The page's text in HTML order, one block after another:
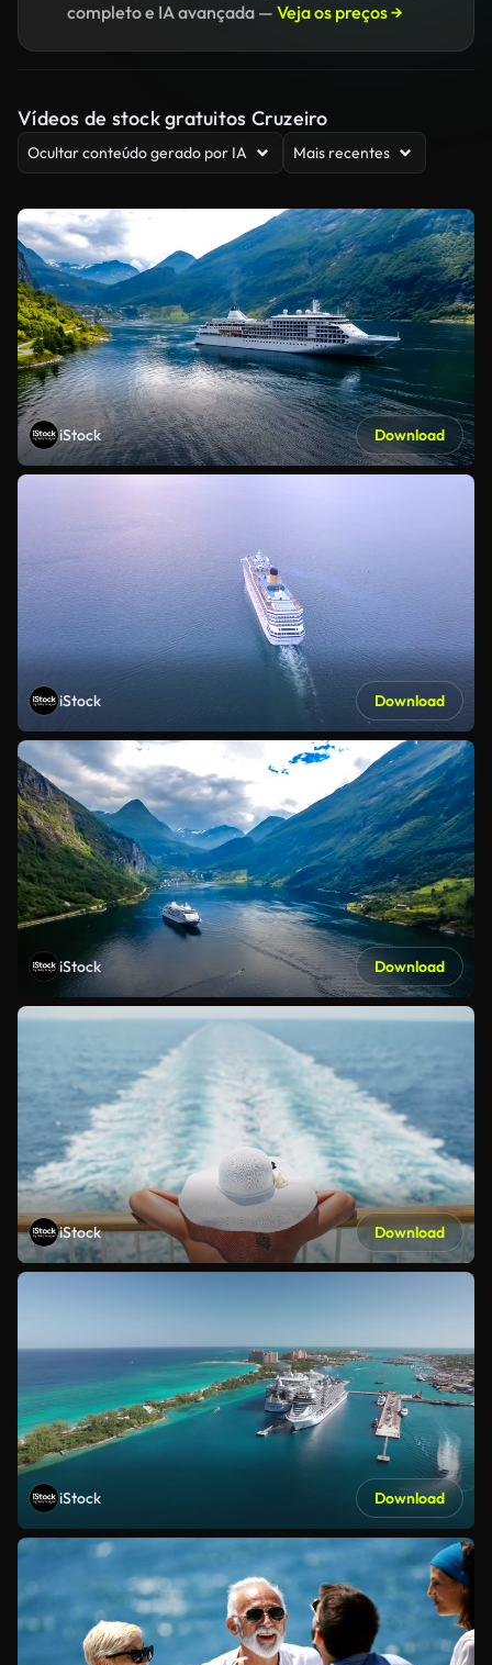
completo e IA avançada — Veja os preços →
Vídeos de stock gratuitos Cruzeiro
Ocultar conteúdo gerado por IA Mais recentes
iStock Download
iStock Download
iStock Download
iStock Download
iStock Download